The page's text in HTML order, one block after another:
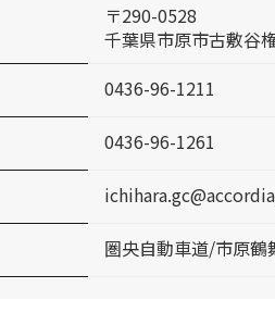
〒290-0528
千葉県市原市古敷谷
0436-96-1211
0436-96-1261
圏央自動車道/市原鶴